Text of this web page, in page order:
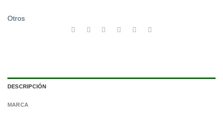
Otros
DESCRIPCIÓN
MARCA